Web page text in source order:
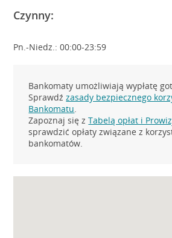
Czynny:
Pn.-Niedz.: 00:00-23:59
Bankomaty umożliwiają wypłatę
Sprawdźzasady bezpiecznego
Bankomatu.
Zapoznaj się zTabelą opłat i
sprawdzić opłaty związane z
bankomatów.